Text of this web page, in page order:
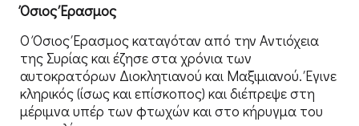
Όσιος Έρασμος
Ο Όσιος Έρασμος καταγόταν από την Αντιόχεια
της Συρίας και έζησε στα χρόνια των
αυτοκρατόρων Διοκλητιανού και Μαξιμιανού. Έγινε
κληρικός (ίσως και επίσκοπος) και διέπρεψε στη
μέριμνα υπέρ των φτωχών και στο κήρυγμα του